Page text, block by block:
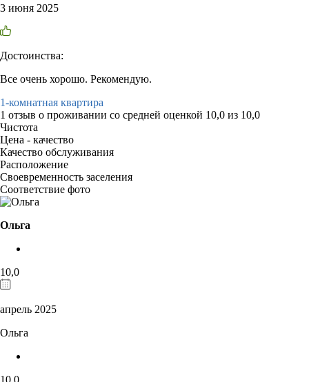
3 июня 2025
Достоинства:
Все очень хорошо. Рекомендую.
1-комнатная квартира
1 отзыв о проживании со средней оценкой 10,0 из 10,0
Чистота
Цена - качество
Качество обслуживания
Расположение
Своевременность заселения
Соответствие фото
Ольга
10,0
апрель 2025
Ольга
10,0